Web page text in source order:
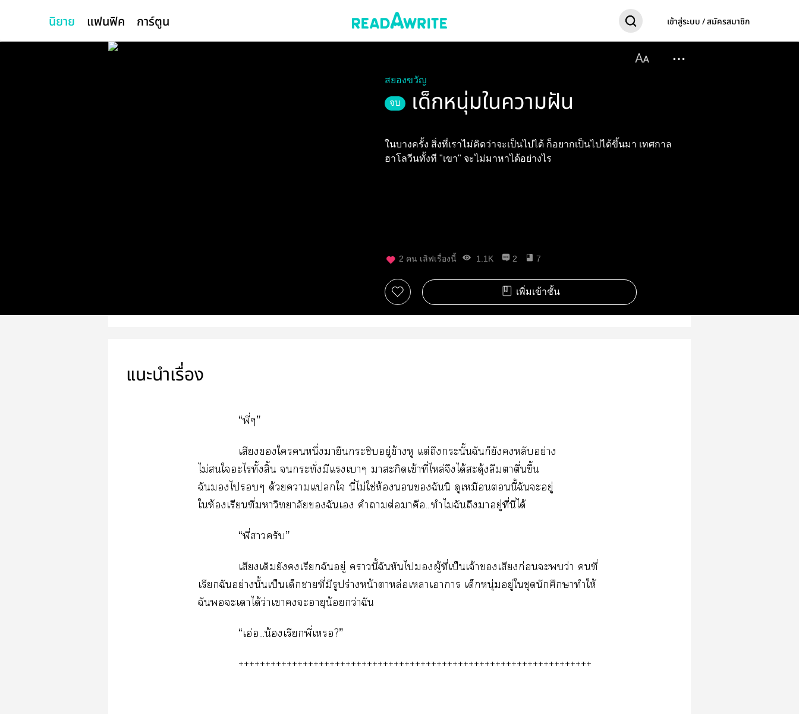
นิยาย แฟนฟิค การ์ตูน เข้าสู่ระบบ / สมัครสมาชิก
สยองขวัญ
จบ เด็กหนุ่มในความฝัน
ในบางครั้ง สิ่งที่เราไม่คิดว่าจะเป็นไปได้ ก็อยากเป็นไปได้ขึ้นมา เทศกาล
ฮาโลวีนทั้งที "เขา" จะไม่มาหาได้อย่างไร
2 คน เลิฟเรื่องนี้ 1.1K 2 7
เพิ่มเข้าชั้น
แนะนำเรื่อง
“พี่ๆ”
เสียงใหนึ่งมายืะซิบอยู่ข้างหู แต่ถึงกระนั้นฉันก็ยังหลับอย่าง
ไม่ใะไทั้งสิ้น กระทั่งมีแเาๆ าะกิดเข้าที่ไหล่จึงได้สะดุ้งลืมาตื่นขึ้น
ฉันไๆ ด้วยาแใ นี่ไม่ใช่ห้องฉันนิ ดูเหมือนนี้ฉันะอยู่
ให้องเรียนที่าวิทยาลัยฉันเ คำาต่อมาคือ...ทำไมฉันถึงาอยู่ที่นี่ได้
“พี่าครับ”
เสียงเดิมยังเรียกฉันอยู่ านี้ฉันหันไผู้ที่เป็นเจ้าเสียงก่อนะว่า คนที่
เรียกฉันอย่างนั้นเป็นเด็กาที่มีรูปร่างหน้าาหล่อเหลาเาา เด็กหนุ่มอยู่ใชุดนักศึกษาทำให้
ฉันะเาได้ว่าเาะอายุน้อยกว่าฉัน
“เอ่อ...น้องเรียกพี่เ?”
++++++++++++++++++++++++++++++++++++++++++++++++++++++++++++++++++